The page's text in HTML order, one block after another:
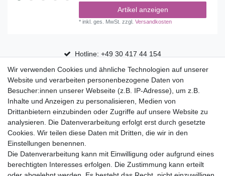
Artikel anzeigen
*inkl. ges. MwSt. zzgl.Versandkosten
Hotline: +49 30 417 44 154
30 Tage Rückgaberecht
Versandfrei ab 75 € in Deutschland
Top Marken
Eduplay
Folia Bringmann
Shop
Wir verwenden Cookies und ähnliche Technologien auf unserer
Website und verarbeiten personenbezogene Daten von
Besucher:innen unserer Webseite (z.B. IP-Adresse), um z.B.
Inhalte und Anzeigen zu personalisieren, Medien von
Drittanbietern einzubinden oder Zugriffe auf unsere Website zu
analysieren. Die Datenverarbeitung erfolgt erst durch gesetzte
Cookies. Wir teilen diese Daten mit Dritten, die wir in den
Einstellungen benennen.
Die Datenverarbeitung kann mit Einwilligung oder aufgrund eines
berechtigten Interesses erfolgen. Die Zustimmung kann erteilt